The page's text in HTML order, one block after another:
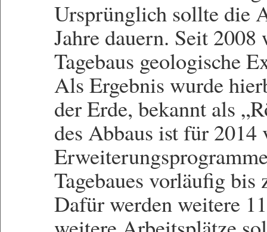
Ursprünglich sollte die
Jahre dauern. Seit
Tagebaus geologische
Als Ergebnis wurde
der Erde, bekannt als
des Abbaus ist für 2014
Tagebaues vorläufig bis
Dafür werden weitere